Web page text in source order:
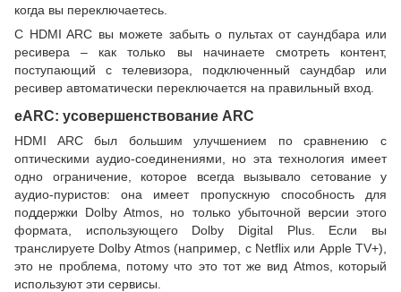
когда вы переключаетесь.
С HDMI ARC вы можете забыть о пультах от саундбара или
ресивера – как только вы начинаете смотреть контент,
поступающий с телевизора, подключенный саундбар или
ресивер автоматически переключается на правильный вход.
eARC: усовершенствование ARC
HDMI ARC был большим улучшением по сравнению с
оптическими аудио-соединениями, но эта технология имеет
одно ограничение, которое всегда вызывало сетование у
аудио-пуристов: она имеет пропускную способность для
поддержки Dolby Atmos, но только убыточной версии этого
формата, использующего Dolby Digital Plus. Если вы
транслируете Dolby Atmos (например, с Netflix или Apple TV+),
это не проблема, потому что это тот же вид Atmos, который
используют эти сервисы.